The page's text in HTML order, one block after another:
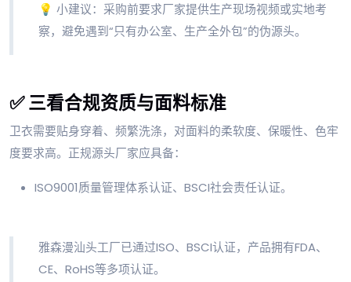
💡 小建议：采购前要求厂家提供生产现场视频或实地考
察，避免遇到“只有办公室、生产全外包”的伪源头。
✅ 三看合规资质与面料标准
卫衣需要贴身穿着、频繁洗涤，对面料的柔软度、保暖性、色牢
度要求高。正规源头厂家应具备：
ISO9001质量管理体系认证、BSCI社会责任认证。
雅森漫汕头工厂已通过ISO、BSCI认证，产品拥有FDA、
CE、RoHS等多项认证。